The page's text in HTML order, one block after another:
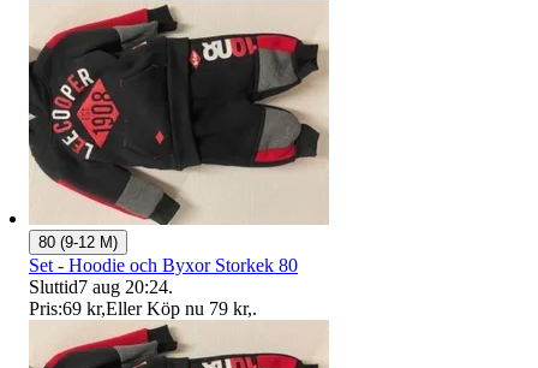
80 (9-12 M)
Set - Hoodie och Byxor Storkek 80
Sluttid7 aug 20:24.
Pris:69 kr,Eller Köp nu 79 kr,.